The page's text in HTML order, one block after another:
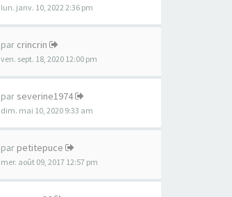
lun. janv. 10, 2022 2:36 pm
par crincrin
ven. sept. 18, 2020 12:00 pm
par severine1974
dim. mai 10, 2020 9:33 am
par petitepuce
mer. août 09, 2017 12:57 pm